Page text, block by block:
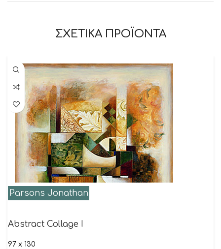
ΣΧΕΤΙΚΑ ΠΡΟΪΟΝΤΑ
Parsons Jonathan
Abstract Collage I
97 x 130